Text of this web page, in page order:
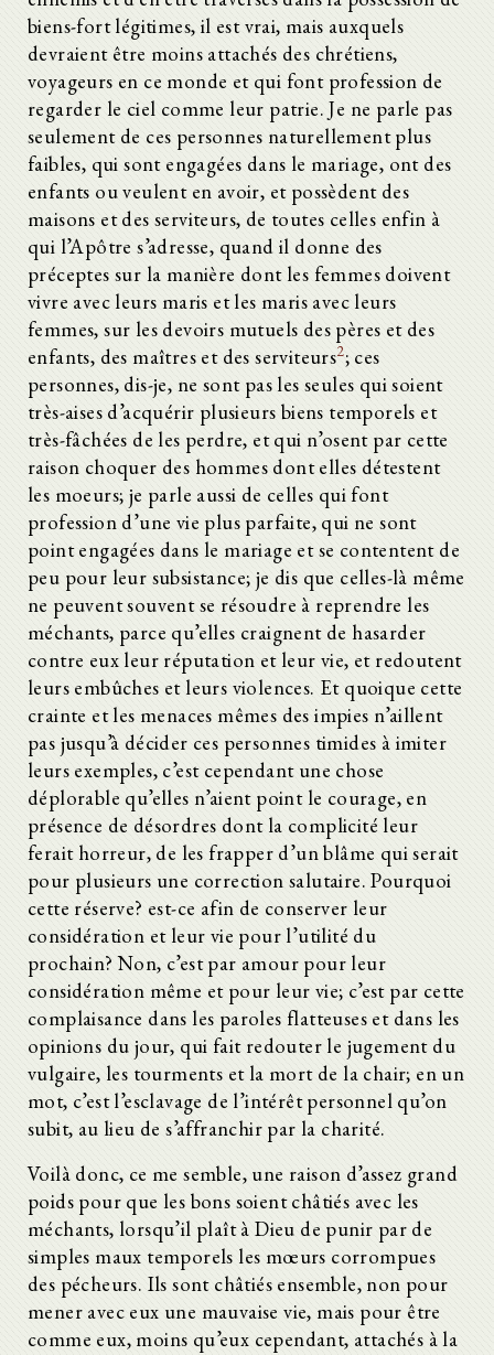
biens-fort légitimes, il est vrai, mais auxquels
devraient être moins attachés des chrétiens,
voyageurs en ce monde et qui font profession de
regarder le ciel comme leur patrie. Je ne parle pas
seulement de ces personnes naturellement plus
faibles, qui sont engagées dans le mariage, ont des
enfants ou veulent en avoir, et possèdent des
maisons et des serviteurs, de toutes celles enfin à
qui l’Apôtre s’adresse, quand il donne des
préceptes sur la manière dont les femmes doivent
vivre avec leurs maris et les maris avec leurs
femmes, sur les devoirs mutuels des pères et des
enfants, des maîtres et des serviteurs2; ces
personnes, dis-je, ne sont pas les seules qui soient
très-aises d’acquérir plusieurs biens temporels et
très-fâchées de les perdre, et qui n’osent par cette
raison choquer des hommes dont elles détestent
les moeurs; je parle aussi de celles qui font
profession d’une vie plus parfaite, qui ne sont
point engagées dans le mariage et se contentent de
peu pour leur subsistance; je dis que celles-là même
ne peuvent souvent se résoudre à reprendre les
méchants, parce qu’elles craignent de hasarder
contre eux leur réputation et leur vie, et redoutent
leurs embûches et leurs violences. Et quoique cette
crainte et les menaces mêmes des impies n’aillent
pas jusqu’à décider ces personnes timides à imiter
leurs exemples, c’est cependant une chose
déplorable qu’elles n’aient point le courage, en
présence de désordres dont la complicité leur
ferait horreur, de les frapper d’un blâme qui serait
pour plusieurs une correction salutaire. Pourquoi
cette réserve? est-ce afin de conserver leur
considération et leur vie pour l’utilité du
prochain? Non, c’est par amour pour leur
considération même et pour leur vie; c’est par cette
complaisance dans les paroles flatteuses et dans les
opinions du jour, qui fait redouter le jugement du
vulgaire, les tourments et la mort de la chair; en un
mot, c’est l’esclavage de l’intérêt personnel qu’on
subit, au lieu de s’affranchir par la charité.
Voilà donc, ce me semble, une raison d’assez grand
poids pour que les bons soient châtiés avec les
méchants, lorsqu’il plaît à Dieu de punir par de
simples maux temporels les mœurs corrompues
des pécheurs. Ils sont châtiés ensemble, non pour
mener avec eux une mauvaise vie, mais pour être
comme eux, moins qu’eux cependant, attachés à la